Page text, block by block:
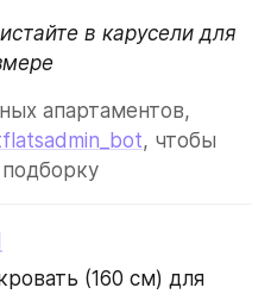
в карусели для
апартаментов,
, чтобы
(160 см) для